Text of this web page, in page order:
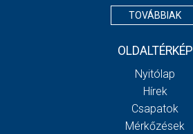
TOVÁBBIAK
OLDALTÉRKÉP
Nyitólap
Hírek
Csapatok
Mérkőzések